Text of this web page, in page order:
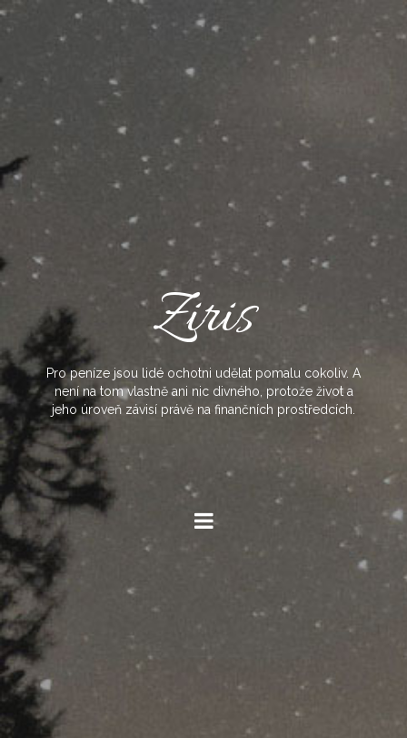
Skip
to
Ziris
Pro peníze jsou lidé ochotni udělat pomalu cokoliv. A
není na tom vlastně ani nic divného, protože život a
jeho úroveň závisí právě na finančních prostředcích.